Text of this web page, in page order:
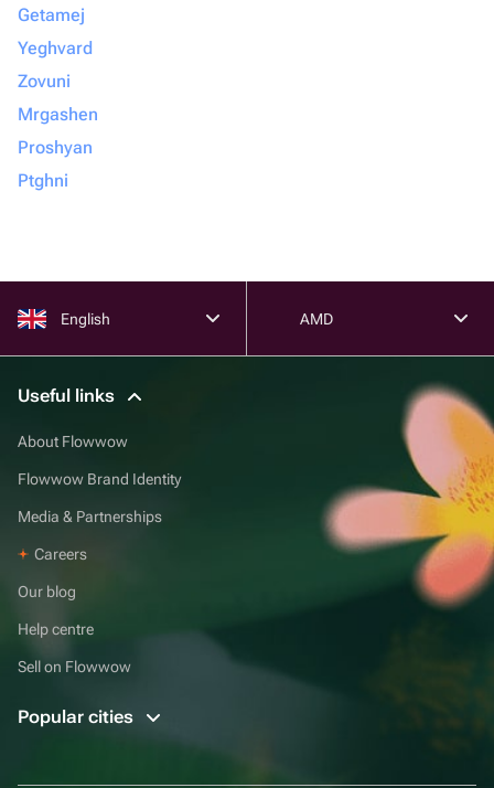
Getamej
Yeghvard
Zovuni
Mrgashen
Proshyan
Ptghni
English AMD
Useful links
About Flowwow
Flowwow Brand Identity
Media & Partnerships
Careers
Our blog
Help centre
Sell on Flowwow
Popular cities